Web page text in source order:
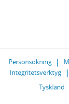
Personsökning
Integritetsverktyg
Tyskland